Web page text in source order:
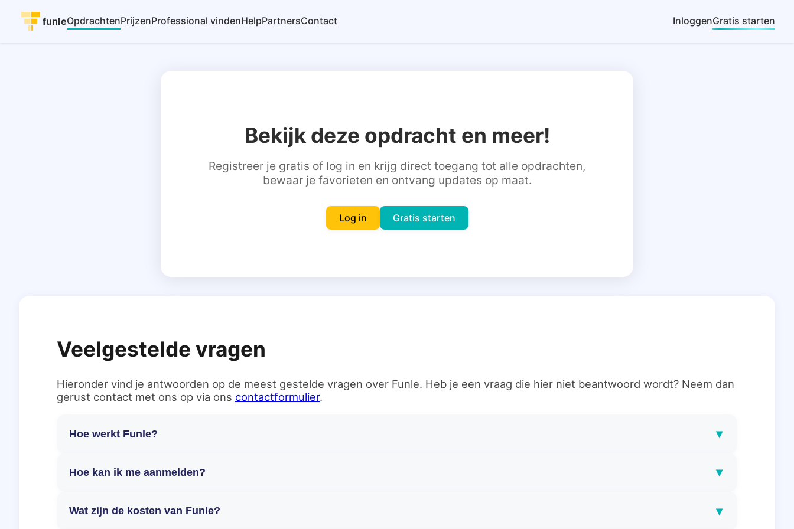
funleOpdrachtenPrijzenProfessional vindenHelpPartnersContact InloggenGratis starten
Bekijk deze opdracht en meer!
Registreer je gratis of log in en krijg direct toegang tot alle opdrachten,
bewaar je favorieten en ontvang updates op maat.
Log in Gratis starten
Veelgestelde vragen
Hieronder vind je antwoorden op de meest gestelde vragen over Funle. Heb je een vraag die hier niet beantwoord wordt? Neem dan
gerust contact met ons op via ons contactformulier.
Hoe werkt Funle? ▾
Hoe kan ik me aanmelden? ▾
Wat zijn de kosten van Funle? ▾